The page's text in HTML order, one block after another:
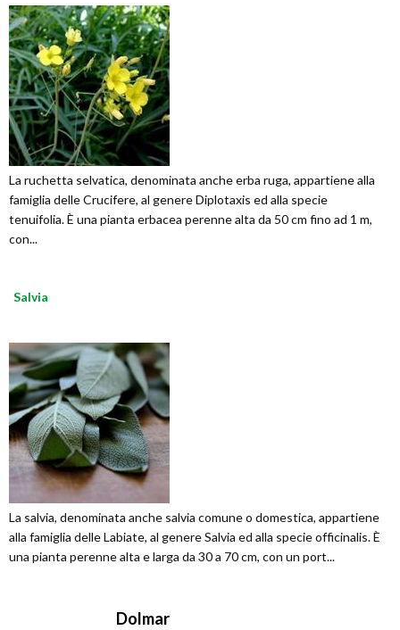
La ruchetta selvatica, denominata anche erba ruga, appartiene alla
famiglia delle Crucifere, al genere Diplotaxis ed alla specie
tenuifolia. È una pianta erbacea perenne alta da 50 cm fino ad 1 m,
con...
Salvia
La salvia, denominata anche salvia comune o domestica, appartiene
alla famiglia delle Labiate, al genere Salvia ed alla specie officinalis. È
una pianta perenne alta e larga da 30 a 70 cm, con un port...
Dolmar